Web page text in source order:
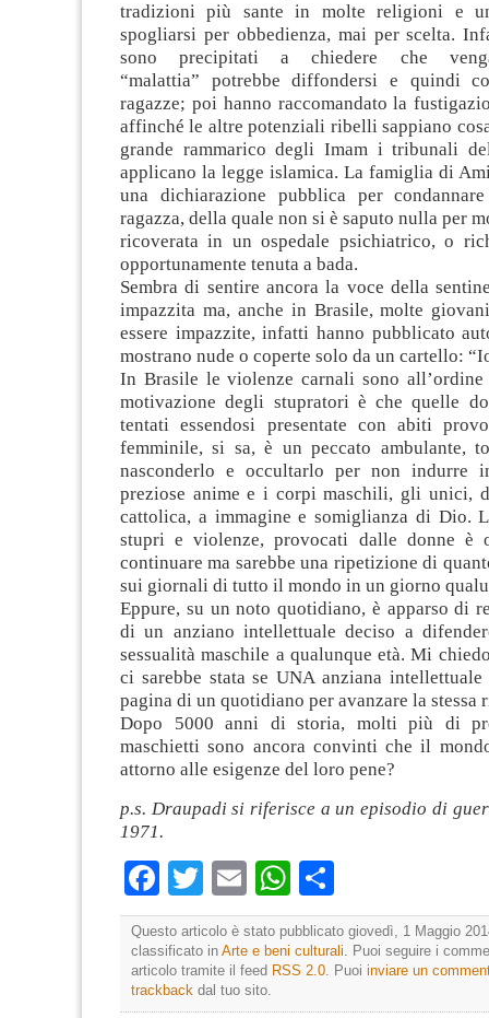
tradizioni più sante in molte religioni e
spogliarsi per obbedienza, mai per scelta.
sono precipitati a chiedere che
“malattia” potrebbe diffondersi e quindi
ragazze; poi hanno raccomandato la
affinché le altre potenziali ribelli sappiano
grande rammarico degli Imam i tribunali
applicano la legge islamica. La famiglia di
una dichiarazione pubblica per
ragazza, della quale non si è saputo nulla per
ricoverata in un ospedale psichiatrico, o
opportunamente tenuta a bada.
Sembra di sentire ancora la voce della
impazzita ma, anche in Brasile, molte
essere impazzite, infatti hanno pubblicato
mostrano nude o coperte solo da un cartello:
In Brasile le violenze carnali sono
motivazione degli stupratori è che quelle
tentati essendosi presentate con abiti
femminile, si sa, è un peccato ambulante,
nasconderlo e occultarlo per non indurre
preziose anime e i corpi maschili, gli unici,
cattolica, a immagine e somiglianza di Dio.
stupri e violenze, provocati dalle donne è
continuare ma sarebbe una ripetizione di
sui giornali di tutto il mondo in un giorno
Eppure, su un noto quotidiano, è apparso di
di un anziano intellettuale deciso a
sessualità maschile a qualunque età. Mi
ci sarebbe stata se UNA anziana intellettuale
pagina di un quotidiano per avanzare la stessa
Dopo 5000 anni di storia, molti più di
maschietti sono ancora convinti che il
attorno alle esigenze del loro pene?
p.s. Draupadi si riferisce a un episodio di
1971.
Facebook
TwitterEmailWhatsApp
Questo articolo è stato pubblicato giovedì, 1 Maggio
classificato in Arte e beni culturali. Puoi seguire i
articolo tramite il feed RSS 2.0. Puoi inviare un
trackback dal tuo sito.